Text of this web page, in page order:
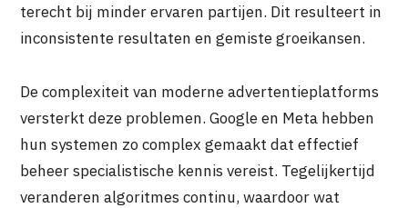
terecht bij minder ervaren partijen. Dit resulteert in
inconsistente resultaten en gemiste groeikansen.
De complexiteit van moderne advertentieplatforms
versterkt deze problemen. Google en Meta hebben
hun systemen zo complex gemaakt dat effectief
beheer specialistische kennis vereist. Tegelijkertijd
veranderen algoritmes continu, waardoor wat